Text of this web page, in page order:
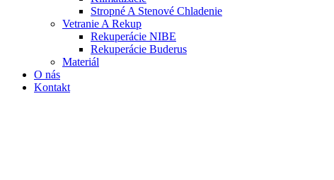
Stropné A Stenové Chladenie
Vetranie A Rekup
Rekuperácie NIBE
Rekuperácie Buderus
Materiál
O nás
Kontakt